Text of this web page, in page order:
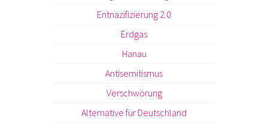
Entnazifizierung 2.0
Erdgas
Hanau
Antisemitismus
Verschwörung
Alternative für Deutschland